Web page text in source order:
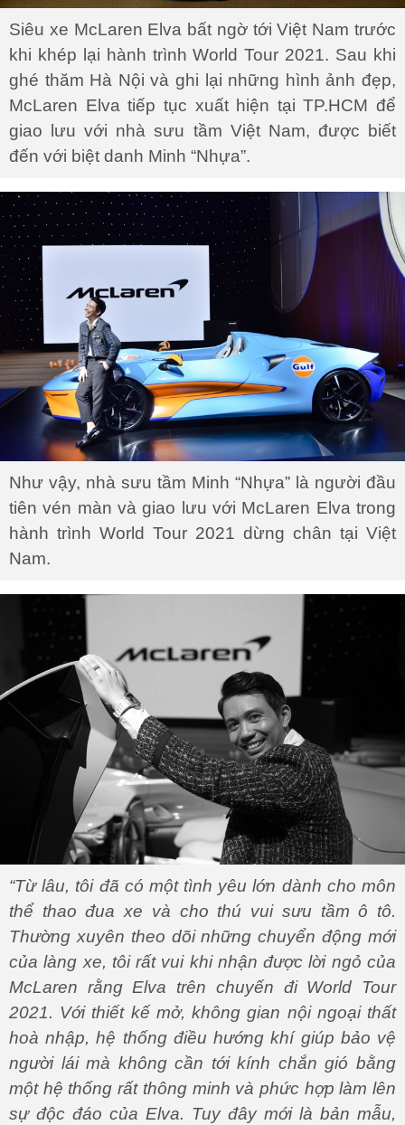
Siêu xe McLaren Elva bất ngờ tới Việt Nam trước
khi khép lại hành trình World Tour 2021. Sau khi
ghé thăm Hà Nội và ghi lại những hình ảnh đẹp,
McLaren Elva tiếp tục xuất hiện tại TP.HCM để
giao lưu với nhà sưu tầm Việt Nam, được biết
đến với biệt danh Minh “Nhựa”.
Như vậy, nhà sưu tầm Minh “Nhựa” là người đầu
tiên vén màn và giao lưu với McLaren Elva trong
hành trình World Tour 2021 dừng chân tại Việt
Nam.
“Từ lâu, tôi đã có một tình yêu lớn dành cho môn
thể thao đua xe và cho thú vui sưu tầm ô tô.
Thường xuyên theo dõi những chuyển động mới
của làng xe, tôi rất vui khi nhận được lời ngỏ của
McLaren rằng Elva trên chuyến đi World Tour
2021. Với thiết kế mở, không gian nội ngoại thất
hoà nhập, hệ thống điều hướng khí giúp bảo vệ
người lái mà không cần tới kính chắn gió bằng
một hệ thống rất thông minh và phức hợp làm lên
sự độc đáo của Elva. Tuy đây mới là bản mẫu,